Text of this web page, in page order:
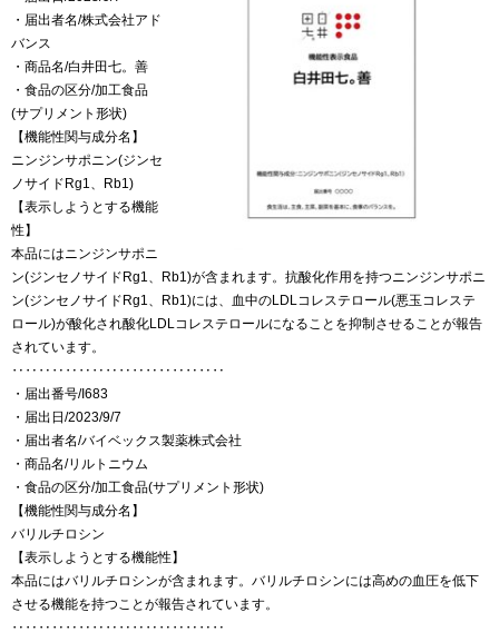
・届出者名/株式会社アド
バンス
・商品名/白井田七。善
・食品の区分/加工食品
(サプリメント形状)
【機能性関与成分名】
ニンジンサポニン(ジンセ
ノサイドRg1、Rb1)
【表示しようとする機能
性】
本品にはニンジンサポニ
ン(ジンセノサイドRg1、Rb1)が含まれます。抗酸化作用を持つニンジンサポニ
ン(ジンセノサイドRg1、Rb1)には、血中のLDLコレステロール(悪玉コレステ
ロール)が酸化され酸化LDLコレステロールになることを抑制させることが報告
されています。
‥‥‥‥‥‥‥‥‥‥‥‥‥‥‥‥
・届出番号/I683
・届出日/2023/9/7
・届出者名/バイベックス製薬株式会社
・商品名/リルトニウム
・食品の区分/加工食品(サプリメント形状)
【機能性関与成分名】
バリルチロシン
【表示しようとする機能性】
本品にはバリルチロシンが含まれます。バリルチロシンには高めの血圧を低下
させる機能を持つことが報告されています。
‥‥‥‥‥‥‥‥‥‥‥‥‥‥‥‥